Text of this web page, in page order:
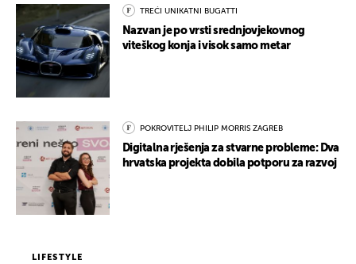
TREĆI UNIKATNI BUGATTI
Nazvan je po vrsti srednjovjekovnog
viteškog konja i visok samo metar
POKROVITELJ PHILIP MORRIS ZAGREB
Digitalna rješenja za stvarne probleme: Dva
hrvatska projekta dobila potporu za razvoj
LIFESTYLE